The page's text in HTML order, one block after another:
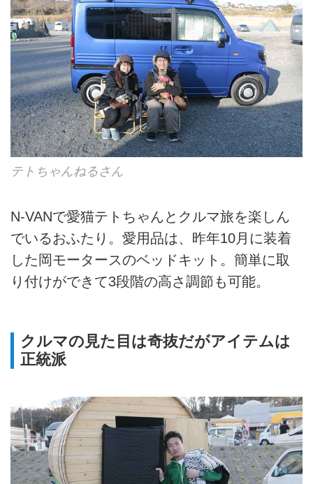
テトちゃんねるさん
N-VANで愛猫テトちゃんとクルマ旅を楽しん
でいるおふたり。愛用品は、昨年10月に装着
した岡モータースのベッドキット。簡単に取
り付けができて3段階の高さ調節も可能。
クルマの見た目は奇抜だがアイテムは
正統派